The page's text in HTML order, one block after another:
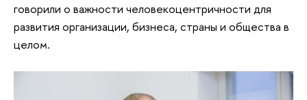
говорили о важности человекоцентричности для
развития организации, бизнеса, страны и общества в
целом.